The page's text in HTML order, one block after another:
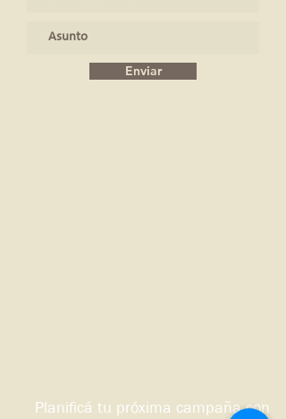
Enviar
Planificá tu próxima campaña con